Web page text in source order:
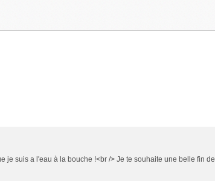
je suis a l'eau à la bouche !<br /> Je te souhaite une belle fin de